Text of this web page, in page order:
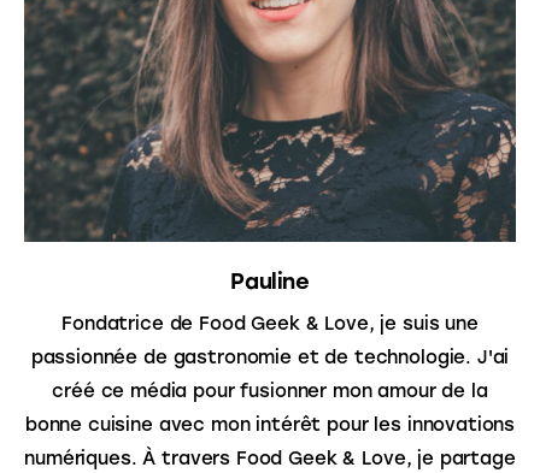
Food’Event
Food’Life
Pauline
Fondatrice de Food Geek & Love, je suis une
passionnée de gastronomie et de technologie. J'ai
créé ce média pour fusionner mon amour de la
bonne cuisine avec mon intérêt pour les innovations
numériques. À travers Food Geek & Love, je partage